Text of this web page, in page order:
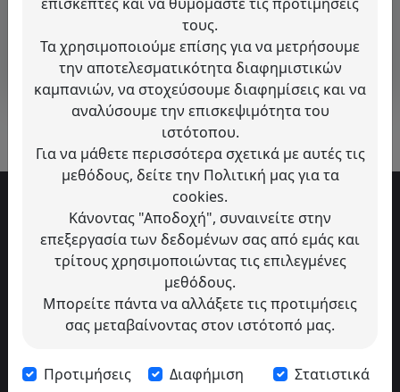
Δημιουργία Λογαριασμού
Έχετε ήδη λογαριασμό?Σύνδεση
Εγγραφή στο Newsletter
Μάθε πρώτος για νέες αφίξεις, προσφορές &
τους.
Τα χρησιμοποιούμε επίσης για να μετρήσουμε
την αποτελεσματικότητα διαφημιστικών
καμπανιών, να στοχεύσουμε διαφημίσεις και να
αναλύσουμε την επισκεψιμότητα του
ιστότοπου.
Για να μάθετε περισσότερα σχετικά με αυτές τις
μεθόδους, δείτε την Πολιτική μας για τα
cookies.
Κάνοντας "Αποδοχή", συναινείτε στην
επεξεργασία των δεδομένων σας από εμάς και
τρίτους χρησιμοποιώντας τις επιλεγμένες
μεθόδους.
Μπορείτε πάντα να αλλάξετε τις προτιμήσεις
σας μεταβαίνοντας στον ιστότοπό μας.
Προτιμήσεις Διαφήμιση Στατιστικά